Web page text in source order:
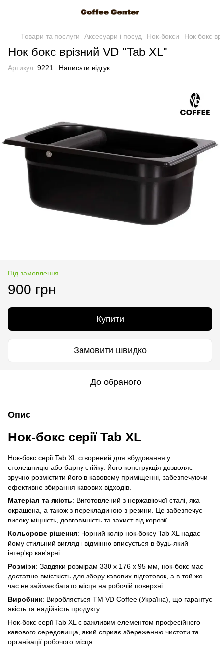
Товари та послуги Аксесуари і посуд Нок-бокси Нок бокс
Нок бокс врізний VD "Tab XL"
Артикул: 9221 Написати відгук
Під замовлення
900 грн
Купити
Замовити швидко
До обраного
Опис
Нок-бокс серії Tab XL
Нок-бокс серії Tab XL створений для вбудовання у
столешницю або барну стійку. Його конструкція дозволяє
зручно розмістити його в кавовому приміщенні, забезпечуючи
ефективне збирання кавових відходів.
Матеріал та якість: Виготовлений з нержавіючої сталі, яка
окрашена, а також з перекладиною з резини. Це забезпечує
високу міцність, довговічність та захист від корозії.
Кольорове рішення: Чорний колір нок-боксу Tab XL надає
йому стильний вигляд і відмінно вписується в будь-який
інтер'єр кав'ярні.
Розміри: Завдяки розмірам 330 х 176 х 95 мм, нок-бокс має
достатню вмісткість для збору кавових підготовок, а в той же
час не займає багато місця на робочій поверхні.
Виробник: Виробляється ТМ VD Coffee (Україна), що гарантує
якість та надійність продукту.
Нок-бокс серії Tab XL є важливим елементом професійного
кавового середовища, який сприяє збереженню чистоти та
організації робочого місця.